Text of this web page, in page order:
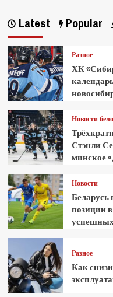
Latest Popular
Разное
ХК
Новости
Стэнли
минское
Новости
Беларусь
позиции
Разное
Как